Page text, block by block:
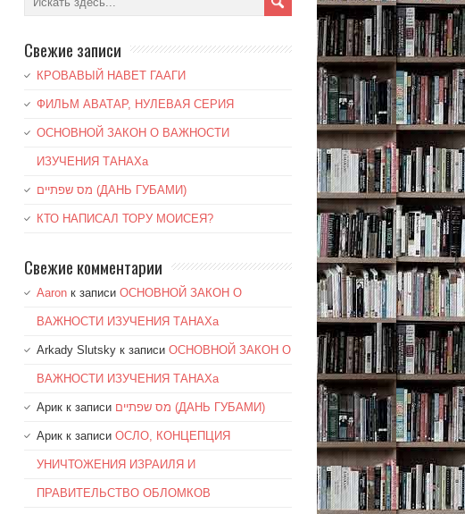
Свежие записи
КРОВАВЫЙ НАВЕТ ГААГИ
ФИЛЬМ АВАТАР, НУЛЕВАЯ СЕРИЯ
ОСНОВНОЙ ЗАКОН О ВАЖНОСТИ
ИЗУЧЕНИЯ ТАНАХа
מס שפתיים (ДАНЬ ГУБАМИ)
КТО НАПИСАЛ ТОРУ МОИСЕЯ?
Свежие комментарии
Aaron к записи ОСНОВНОЙ ЗАКОН О
ВАЖНОСТИ ИЗУЧЕНИЯ ТАНАХа
Arkady Slutsky к записи ОСНОВНОЙ ЗАКОН О
ВАЖНОСТИ ИЗУЧЕНИЯ ТАНАХа
Арик к записи מס שפתיים (ДАНЬ ГУБАМИ)
Арик к записи ОСЛО, КОНЦЕПЦИЯ
УНИЧТОЖЕНИЯ ИЗРАИЛЯ И
ПРАВИТЕЛЬСТВО ОБЛОМКОВ